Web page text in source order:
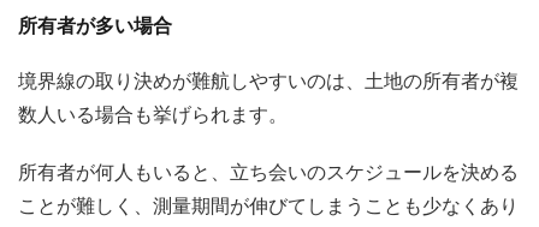
所有者が多い場合
境界線の取り決めが難航しやすいのは、土地の所有者が複
数人いる場合も挙げられます。
所有者が何人もいると、立ち会いのスケジュールを決める
ことが難しく、測量期間が伸びてしまうことも少なくあり